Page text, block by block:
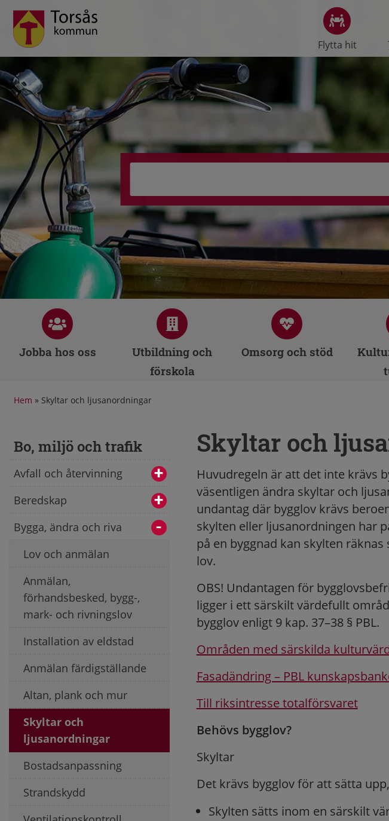
Flytta hit
Jobba hos oss
Utbildning och
förskola
Omsorg och stöd
Hem » Skyltar och ljusanordningar
Bo, miljö och trafik
Avfall och återvinning
Beredskap
Bygga, ändra och riva
Lov och anmälan
Anmälan,
förhandsbesked, bygg-,
mark- och rivningslov
Installation av eldstad
Anmälan färdigställande
Altan, plank och mur
Skyltar och
ljusanordningar
Bostadsanpassning
Strandskydd
Skyltar och
Huvudregeln är att det inte krävs
väsentligen ändra skyltar och
undantag där bygglov krävs
skylten eller ljusanordningen har
på en byggnad kan skylten
lov.
OBS! Undantagen för
ligger i ett särskilt värdefullt
bygglov enligt 9 kap. 37–38 § PBL.
Områden med särskilda
Fasadändring – PBL
Till riksintresse totalförsvaret
Behövs bygglov?
Skyltar
Det krävs bygglov för att sätta
Skylten sätts inom en särskilt